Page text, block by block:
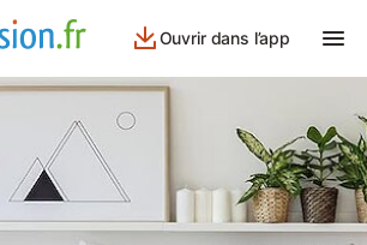
Ouvrir dans l’app